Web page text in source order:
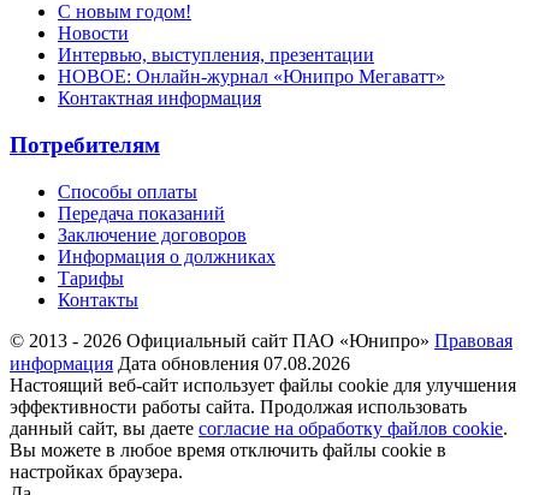
С новым годом!
Новости
Интервью, выступления, презентации
НОВОЕ: Онлайн-журнал «Юнипро Мегаватт»
Контактная информация
Потребителям
Способы оплаты
Передача показаний
Заключение договоров
Информация о должниках
Тарифы
Контакты
© 2013 - 2026 Официальный сайт ПАО «Юнипро» Правовая
информация Дата обновления 07.08.2026
Настоящий веб-сайт использует файлы cookie для улучшения
эффективности работы сайта. Продолжая использовать
данный сайт, вы даете согласие на обработку файлов cookie.
Вы можете в любое время отключить файлы cookie в
настройках браузера.